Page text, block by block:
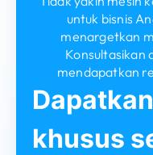
untuk bisnis
menargetkan
Konsultasikan
mendapatkan
khusus